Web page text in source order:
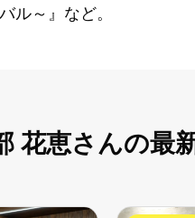
ル～』など。
花恵さんの最